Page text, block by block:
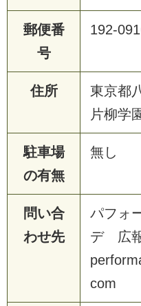
郵便番
号
192-
住所
東京都
片柳学
駐車場
の有無
無し
問い合
わせ先
パフォ
デ 広
com